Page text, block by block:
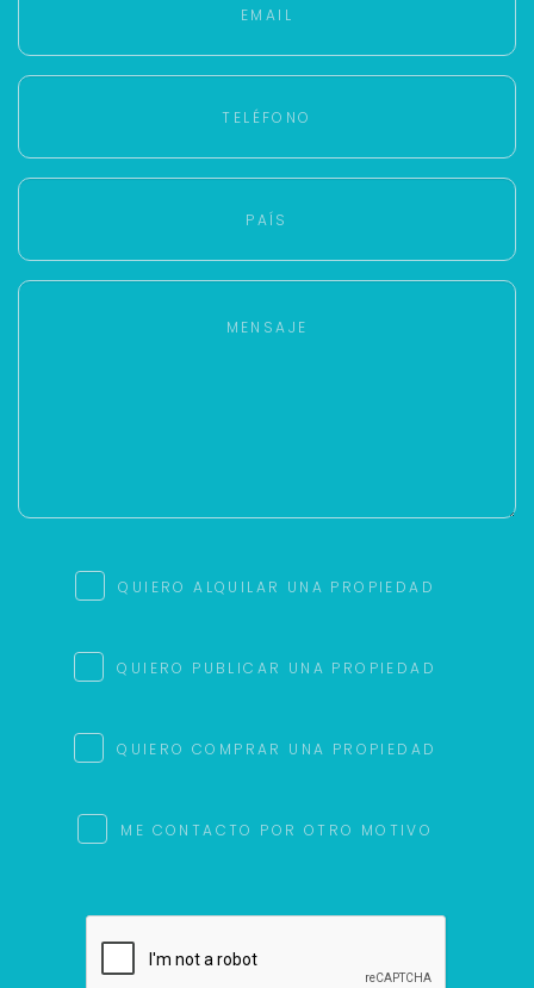
QUIERO ALQUILAR UNA PROPIEDAD
QUIERO PUBLICAR UNA PROPIEDAD
QUIERO COMPRAR UNA PROPIEDAD
ME CONTACTO POR OTRO MOTIVO